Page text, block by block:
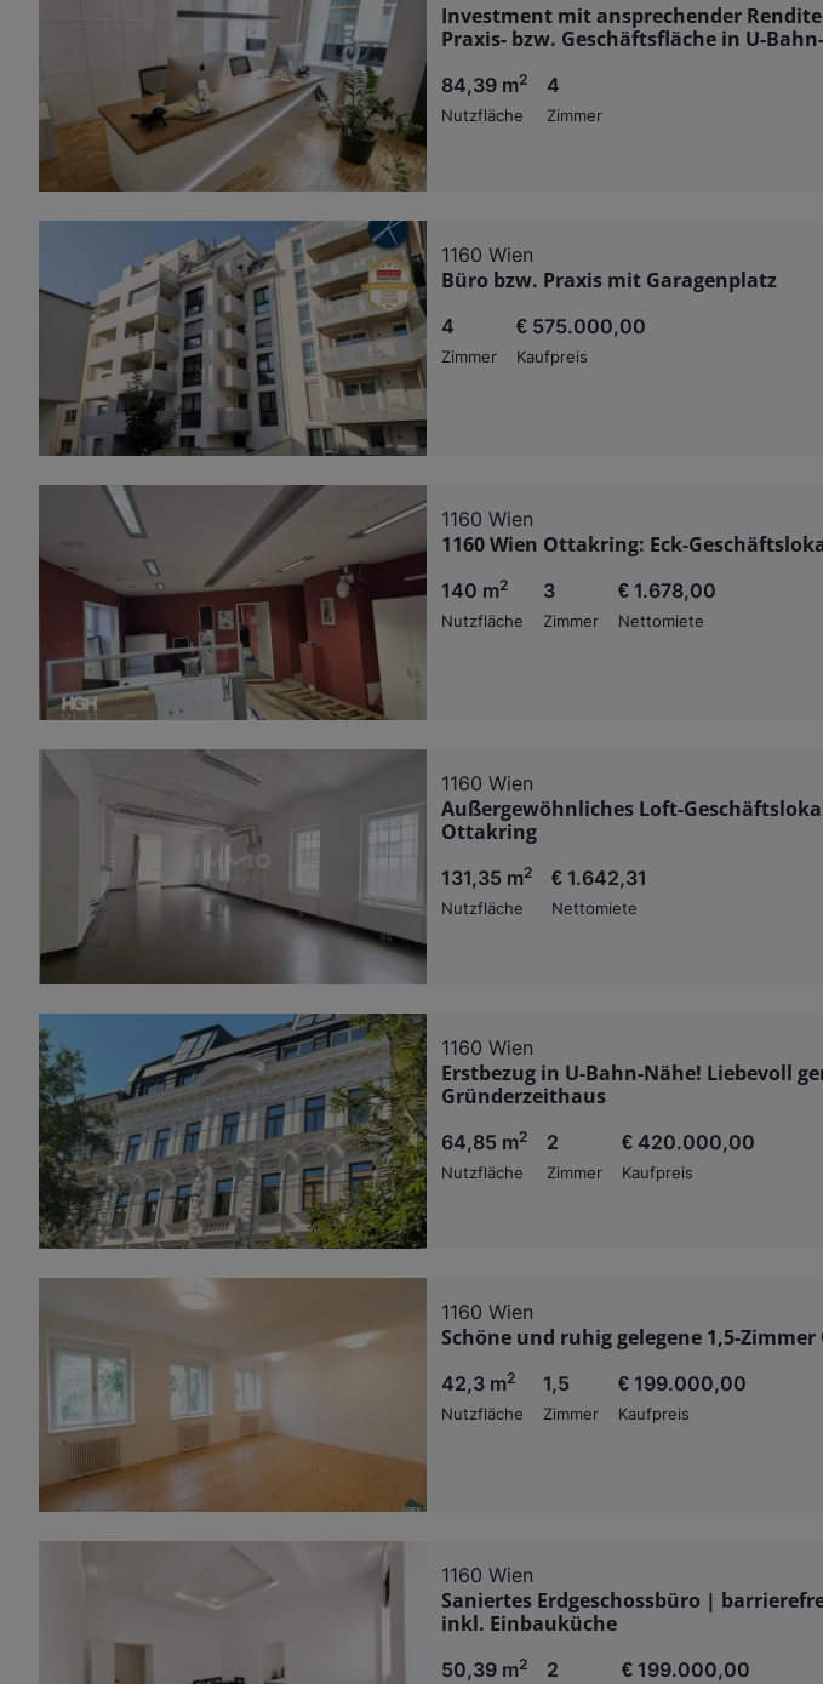
Investment mit ansprechender
Praxis- bzw. Geschäftsfläche in U-
84,39 m2
Nutzfläche
4
Zimmer
1160 Wien
Büro bzw. Praxis mit Garagenplatz
4
Zimmer
€ 575.000,00
Kaufpreis
1160 Wien
1160 Wien Ottakring: Eck-
140 m2
Nutzfläche
3
Zimmer
€ 1.678,00
Nettomiete
1160 Wien
Außergewöhnliches Loft-
Ottakring
131,35 m2
Nutzfläche
€ 1.642,31
Nettomiete
1160 Wien
Erstbezug in U-Bahn-Nähe! Liebevoll
Gründerzeithaus
64,85 m2
Nutzfläche
2
Zimmer
€ 420.000,00
Kaufpreis
1160 Wien
Schöne und ruhig gelegene 1,5-
42,3 m2
Nutzfläche
1,5
Zimmer
€ 199.000,00
Kaufpreis
1160 Wien
Saniertes Erdgeschossbüro |
inkl. Einbauküche
50,39 m2
2 € 199.000,00